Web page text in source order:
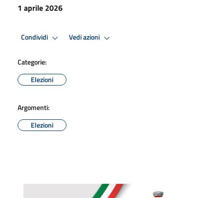
1 aprile 2026
Condividi Vedi azioni
Categorie:
Elezioni
Argomenti:
Elezioni